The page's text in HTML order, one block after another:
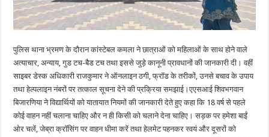
पुलिस थाना भ्रमण के दौरान कांस्टेबल कमला ने छात्राओं को महिलाओं के साथ होने वाले
अत्याचार, अन्याय, गुड टच-बैड टच तथा इससे जुड़े कानूनी प्रावधानों की जानकारी दी। वहीं
साइबर डेस्क अधिकारी राजकुमार ने ऑनलाइन ठगी, फ्रॉड के तरीकों, उनसे बचाव के उपाय
तथा हेल्पलाइन नंबरों पर तत्काल सूचना देने की प्रक्रिया समझाई।एएसआई शिवभगवान
बिजारणिया ने विद्यार्थियों को यातायात नियमों की जानकारी देते हुए कहा कि 18 वर्ष से पहले
कोई वाहन नहीं चलाना चाहिए और न ही किसी को चलाने देना चाहिए। सड़क पर हमेशा बाईं
ओर चलें, जेब्रा क्रॉसिंग पर वाहन धीमा करें तथा हेलमेट पहनकर स्वयं और दूसरों को